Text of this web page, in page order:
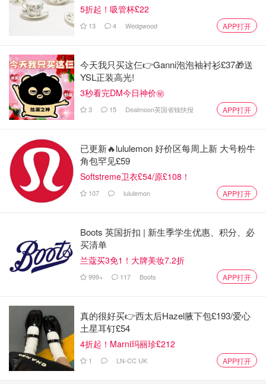
5折起！吸管杯£22
13 4 Wedgwood APP打开
今天我只买这仨👉Ganni泡泡袖衬衫£37🎁送
YSL正装高光!
3秒看完DM今日神价㊙️
3 15 Dealmoon英国省钱快报 APP打开
已更新🔥lululemon 好价区每周上新 大号粉牛
角包罕见£59
Softstreme卫衣£54/原£108！
107 lululemon APP打开
Boots 英国折扣 | 新生季学生优惠、积分、必
买清单
兰蔻买3免1！大牌美妆7.2折
999+ 117 Boots APP打开
真的很好买👉西太后Hazel腋下包£193/爱心
土星耳钉£54
4折起！Marni玛丽珍£212
1 LN-CC UK APP打开